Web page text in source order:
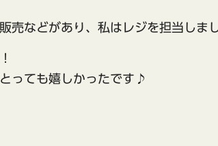
売などがあり、私はレジを担当しま
っても嬉しかったです♪